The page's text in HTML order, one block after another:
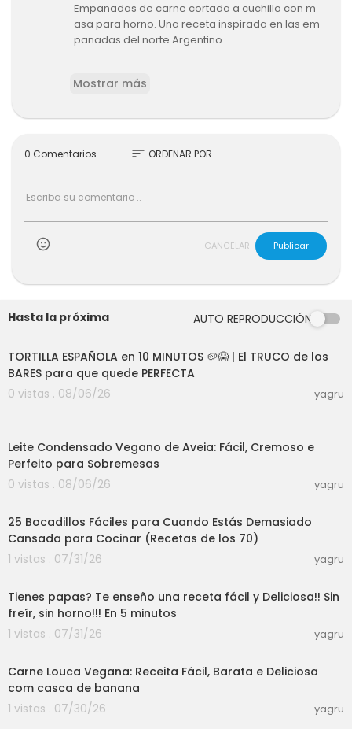
Empanadas de carne cortada a cuchillo con m
asa para horno. Una receta inspirada en las em
panadas del norte Argentino.
500g de carne de vaca como nalga, paleta o r
3 cebollas grandes (aprox. 1/2 kilo)
1 cdta de pimentón dulce
500g de harina común
2 cdts de sal
200 ml (aprox.) de agua caliente
La grasa vacuna puede reemplazarse por man
Mostrar más
0 Comentarios sort ORDENAR POR
CANCELAR Publicar
Hasta la próxima AUTO REPRODUCCIÓN
08:24
TORTILLA ESPAÑOLA en 10 MINUTOS 🥔😱 | El TRUCO de los
BARES para que quede PERFECTA
0 vistas . 08/06/26
yagru
Leite Condensado Vegano de Aveia: Fácil, Cremoso e
Perfeito para Sobremesas
0 vistas . 08/06/26
yagru
25 Bocadillos Fáciles para Cuando Estás Demasiado
Cansada para Cocinar (Recetas de los 70)
1 vistas . 07/31/26
yagru
Tienes papas? Te enseño una receta fácil y Deliciosa!! Sin
freír, sin horno!!! En 5 minutos
1 vistas . 07/31/26
yagru
Carne Louca Vegana: Receita Fácil, Barata e Deliciosa
com casca de banana
1 vistas . 07/30/26
yagru